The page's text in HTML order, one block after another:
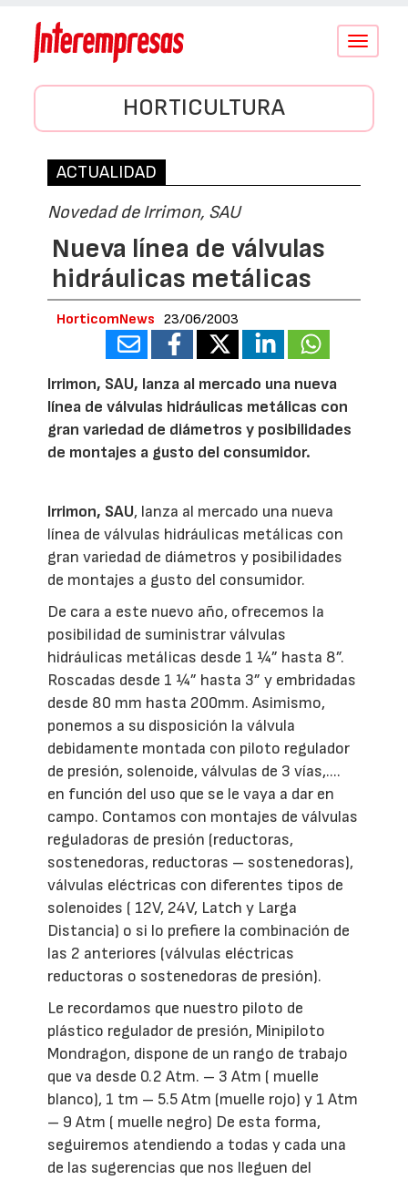
Conmutar
HORTICULTURA
ACTUALIDAD
Novedad de Irrimon, SAU
Nueva línea de válvulas
hidráulicas metálicas
HorticomNews 23/06/2003
Irrimon, SAU, lanza al mercado una nueva
línea de válvulas hidráulicas metálicas con
gran variedad de diámetros y posibilidades
de montajes a gusto del consumidor.
Irrimon, SAU, lanza al mercado una nueva
línea de válvulas hidráulicas metálicas con
gran variedad de diámetros y posibilidades
de montajes a gusto del consumidor.
De cara a este nuevo año, ofrecemos la
posibilidad de suministrar válvulas
hidráulicas metálicas desde 1 ¼” hasta 8”.
Roscadas desde 1 ¼” hasta 3” y embridadas
desde 80 mm hasta 200mm. Asimismo,
ponemos a su disposición la válvula
debidamente montada con piloto regulador
de presión, solenoide, válvulas de 3 vías,....
en función del uso que se le vaya a dar en
campo. Contamos con montajes de válvulas
reguladoras de presión (reductoras,
sostenedoras, reductoras – sostenedoras),
válvulas eléctricas con diferentes tipos de
solenoides ( 12V, 24V, Latch y Larga
Distancia) o si lo prefiere la combinación de
las 2 anteriores (válvulas eléctricas
reductoras o sostenedoras de presión).
Le recordamos que nuestro piloto de
plástico regulador de presión, Minipiloto
Mondragon, dispone de un rango de trabajo
que va desde 0.2 Atm. – 3 Atm ( muelle
blanco), 1 tm – 5.5 Atm (muelle rojo) y 1 Atm
– 9 Atm ( muelle negro) De esta forma,
seguiremos atendiendo a todas y cada una
de las sugerencias que nos lleguen del